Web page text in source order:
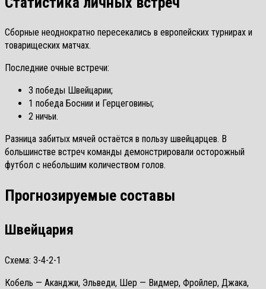
Сборные неоднократно пересекались в европейских турнирах и
товарищеских матчах.
Последние очные встречи:
3 победы Швейцарии;
1 победа Боснии и Герцеговины;
2 ничьи.
Разница забитых мячей остаётся в пользу швейцарцев. В
большинстве встреч команды демонстрировали осторожный
футбол с небольшим количеством голов.
Прогнозируемые составы
Швейцария
Схема: 3-4-2-1
Кобель — Аканджи, Эльведи, Шер — Видмер, Фройлер, Джака,